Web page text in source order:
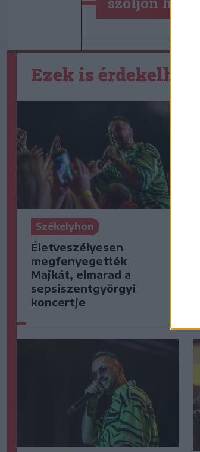
Ezek is érdekelhetik
Székelyhon
Életveszélyesen
megfenyegették
Majkát, elmarad a
sepsiszentgyörgyi
koncertje